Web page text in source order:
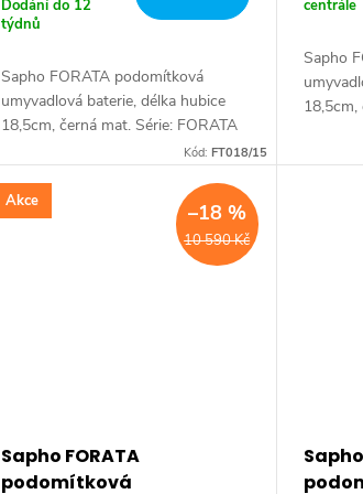
Dodání do 12
týdnů
Sapho FORATA podomítková
umyvadlová baterie, délka hubice
18,5cm, černá mat. Série: FORATA
• Šířka: 190 mm • Výška: 80 mm •
mat • Materiál: Mosaz...
Kód: FT018/15
centrále
Sapho
18,5cm,
Akce
10 590 Kč
–18 %
Sapho FORATA
podomítková